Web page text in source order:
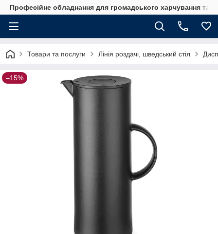
Професійне обладнання для громадського харчування та
Товари та послуги Лінія роздачі, шведський стіл
–15%